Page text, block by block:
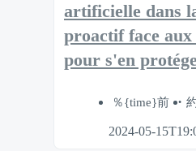
artificielle dans
proactif face aux
pour s'en
％{time}前
2024-05-